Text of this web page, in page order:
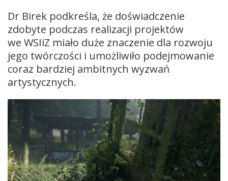
Dr Birek podkreśla, że doświadczenie
zdobyte podczas realizacji projektów
we WSIiZ miało duże znaczenie dla rozwoju
jego twórczości i umożliwiło podejmowanie
coraz bardziej ambitnych wyzwań
artystycznych.